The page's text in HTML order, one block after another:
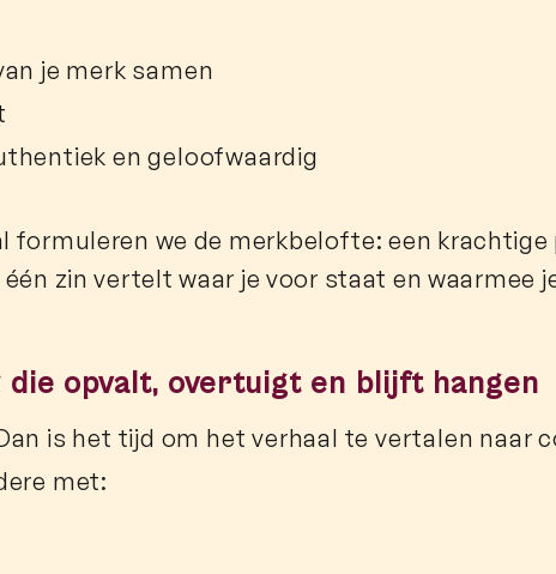
je merk samen
en geloofwaardig
formuleren we de merkbelofte: een
zin vertelt waar je voor staat en waarmee
die opvalt, overtuigt en blijft hangen
is het tijd om het verhaal te vertalen naar
met: